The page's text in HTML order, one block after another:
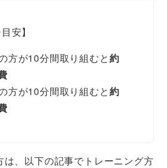
安】
方が10分間取り組むと約
方が10分間取り組むと約
は、以下の記事でトレーニング方